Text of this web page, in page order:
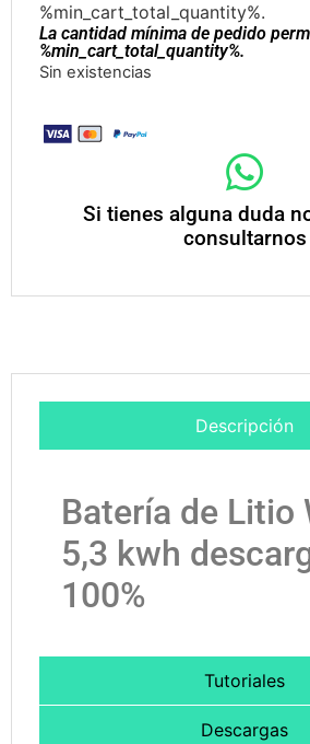
%min_cart_total_quantity%.
La cantidad mínima de pedido
%min_cart_total_quantity%.
Sin existencias
Si tienes alguna duda
consultarnos
Descripción
Tutoriales
Descargas
Batería de Litio
5,3 kwh
100%